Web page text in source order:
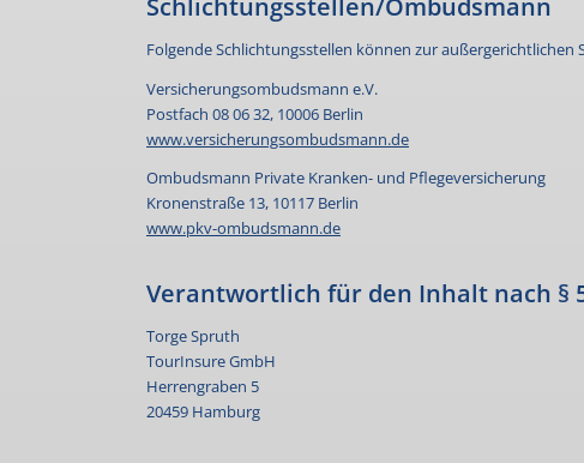
Schlichtungsstellen/Ombudsmann
Folgende Schlichtungsstellen können zur außergerichtlichen
Versicherungsombudsmann e.V.
Postfach 08 06 32, 10006 Berlin
www.versicherungsombudsmann.de
Ombudsmann Private Kranken- und Pflegeversicherung
Kronenstraße 13, 10117 Berlin
www.pkv-ombudsmann.de
Verantwortlich für den Inhalt nach §
Torge Spruth
TourInsure GmbH
Herrengraben 5
20459 Hamburg